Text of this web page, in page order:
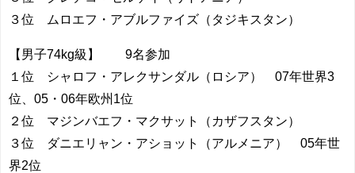
３位 ムロエフ・アブルファイズ（タジキスタン）
【男子74kg級】 9名参加
１位 シャロフ・アレクサンダル（ロシア） 07年世界3
位、05・06年欧州1位
２位 マジンバエフ・マクサット（カザフスタン）
３位 ダニエリャン・アショット（アルメニア） 05年世
界2位